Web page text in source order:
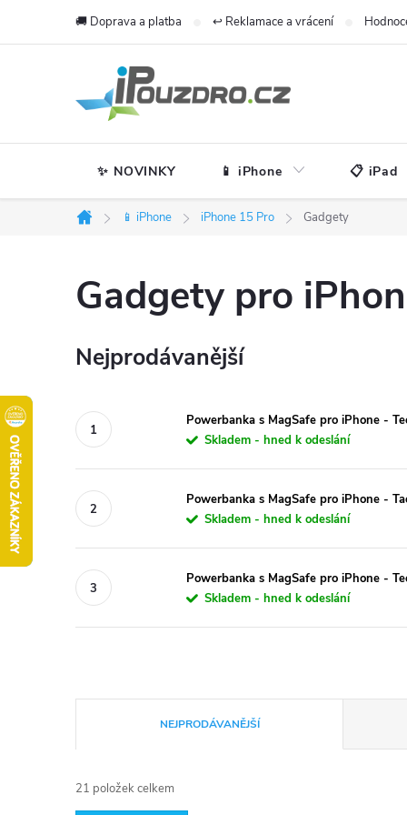
🚚 Doprava a platba ↩️ Reklamace a vrácení
✨ NOVINKY 📱 iPhone 📋 iPad
Domů
📱 iPhone iPhone 15 Pro Gadgety
Gadgety pro
Nejprodávanější
Powerbanka s MagSafe pro iPhone -
Skladem - hned k odeslání
Powerbanka s MagSafe pro iPhone -
Skladem - hned k odeslání
Powerbanka s MagSafe pro iPhone -
Skladem - hned k odeslání
a
NEJPRODÁVANĚJŠÍ
21 položek celkem